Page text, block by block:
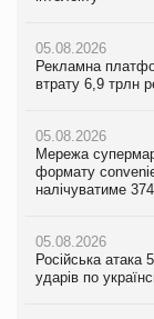
05.08.2026
Рекламна
втрату 6,9 трлн
05.08.2026
Мережа
формату
налічуватиме
05.08.2026
Російська атака
ударів по
05.08.2026
Російська атака
05.08.2026
Смачне
новинки від ТМ
05.08.2026
Сергій Лісунов
05.08.2026
Рекламна
втрату 6,9 трлн
05.08.2026
Adidas
продуктів